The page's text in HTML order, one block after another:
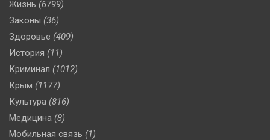
Жизнь (6799)
Законы (36)
Здоровье (409)
История (11)
Криминал (1012)
Крым (1177)
Культура (816)
Медицина (8)
Мобильная связь (1)